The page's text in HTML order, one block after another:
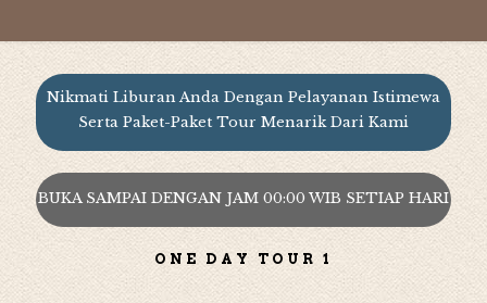
Nikmati Liburan Anda Dengan Pelayanan Istimewa
Serta Paket-Paket Tour Menarik Dari Kami
BUKA SAMPAI DENGAN JAM 00:00 WIB SETIAP HARI
ONE DAY TOUR 1